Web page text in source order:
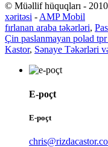
© Müəllif hüquqları -
xəritəsi -AMP Mobil
fırlanan araba təkərləri,
Çin paslanmayan polad
Kastor, Sənaye Təkərləri
E-poçt
E-poçt